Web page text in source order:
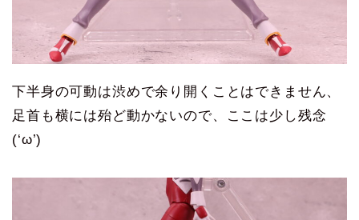
下半身の可動は渋めで余り開くことはできません、
足首も横には殆ど動かないので、ここは少し残念
(‘ω’)